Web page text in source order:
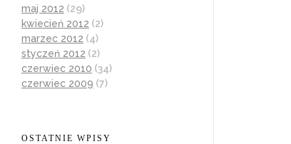
maj 2012 (29)
kwiecień 2012 (2)
marzec 2012 (4)
styczeń 2012 (2)
czerwiec 2010 (34)
czerwiec 2009 (7)
OSTATNIE WPISY